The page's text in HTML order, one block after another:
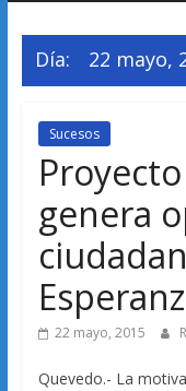
Día: 22 mayo,
Sucesos
Proyecto
genera
22 mayo, 2015
Quevedo.- La